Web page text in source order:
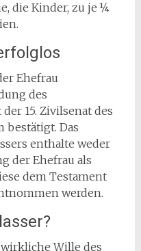
die Kinder, zu je ¼
Ehefrau
des
15. Zivilsenat des
bestätigt. Das
enthalte weder
der Ehefrau als
dem Testament
werden.
Wille des